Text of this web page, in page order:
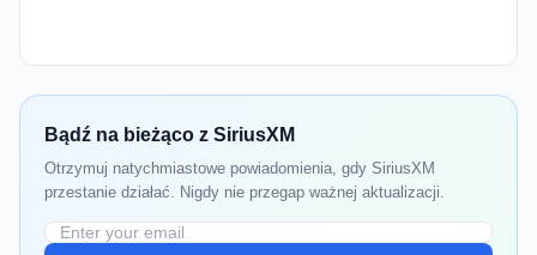
Bądź na bieżąco z SiriusXM
Otrzymuj natychmiastowe powiadomienia, gdy SiriusXM
przestanie działać. Nigdy nie przegap ważnej aktualizacji.